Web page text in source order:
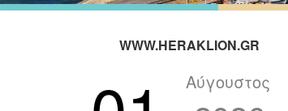
WWW.HERAKLION.GR
Αύγουστος